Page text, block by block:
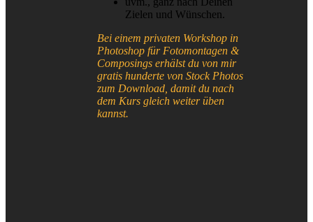
Zielen und Wünschen.
Bei einem privaten Workshop in
Photoshop für Fotomontagen &
Composings erhälst du von mir
gratis hunderte von Stock Photos
zum Download, damit du nach
dem Kurs gleich weiter üben
kannst.